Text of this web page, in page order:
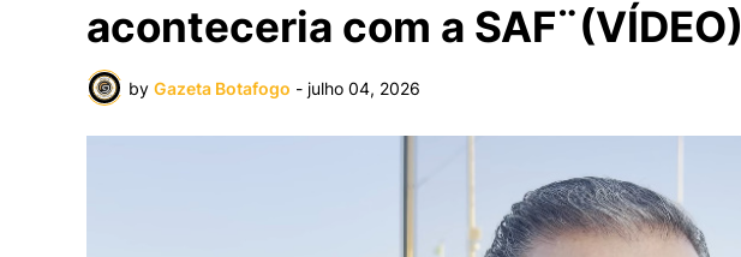
aconteceria com a SAF¨(VÍDEO)
by Gazeta Botafogo - julho 04, 2026